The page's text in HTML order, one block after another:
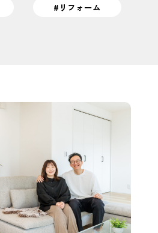
#リフォーム